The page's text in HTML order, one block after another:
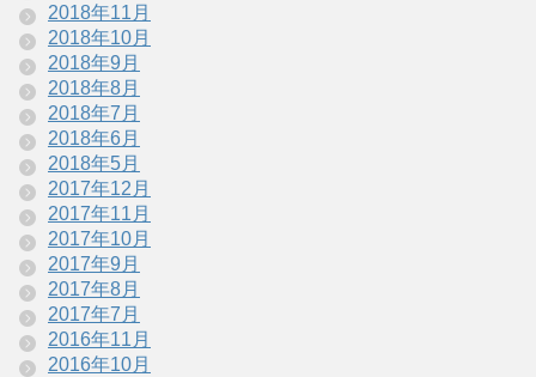
2018年11月
2018年10月
2018年9月
2018年8月
2018年7月
2018年6月
2018年5月
2017年12月
2017年11月
2017年10月
2017年9月
2017年8月
2017年7月
2016年11月
2016年10月